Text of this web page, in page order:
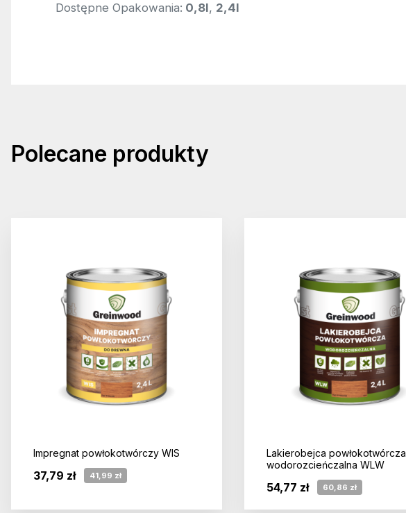
Dostępne Opakowania: 0,8l, 2,4l
Polecane produkty
Impregnat powłokotwórczy WIS
37,79 zł 41,99 zł
Lakierobejca powłokotwórcza,
wodorozcieńczalna WLW
54,77 zł 60,86 zł